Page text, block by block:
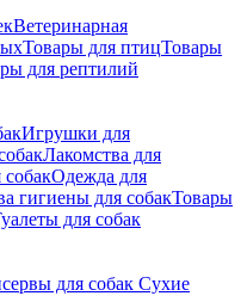
Ветеринарная
Товары для птицТовары
для рептилий
Игрушки для
Лакомства для
Одежда для
гигиены для собакТовары
для собак
для собак Сухие